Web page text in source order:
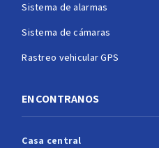
Sistema de alarmas
Sistema de cámaras
Rastreo vehicular GPS
ENCONTRANOS
Casa central